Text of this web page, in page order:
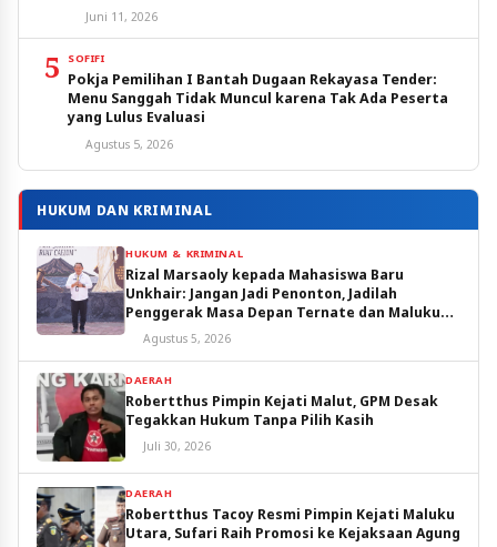
Juni 11, 2026
5 SOFIFI
Pokja Pemilihan I Bantah Dugaan Rekayasa Tender:
Menu Sanggah Tidak Muncul karena Tak Ada Peserta
yang Lulus Evaluasi
Agustus 5, 2026
HUKUM DAN KRIMINAL
HUKUM & KRIMINAL
Rizal Marsaoly kepada Mahasiswa Baru
Unkhair: Jangan Jadi Penonton, Jadilah
Penggerak Masa Depan Ternate dan Maluku
Utara
Agustus 5, 2026
DAERAH
Robertthus Pimpin Kejati Malut, GPM Desak
Tegakkan Hukum Tanpa Pilih Kasih
Juli 30, 2026
DAERAH
Robertthus Tacoy Resmi Pimpin Kejati Maluku
Utara, Sufari Raih Promosi ke Kejaksaan Agung